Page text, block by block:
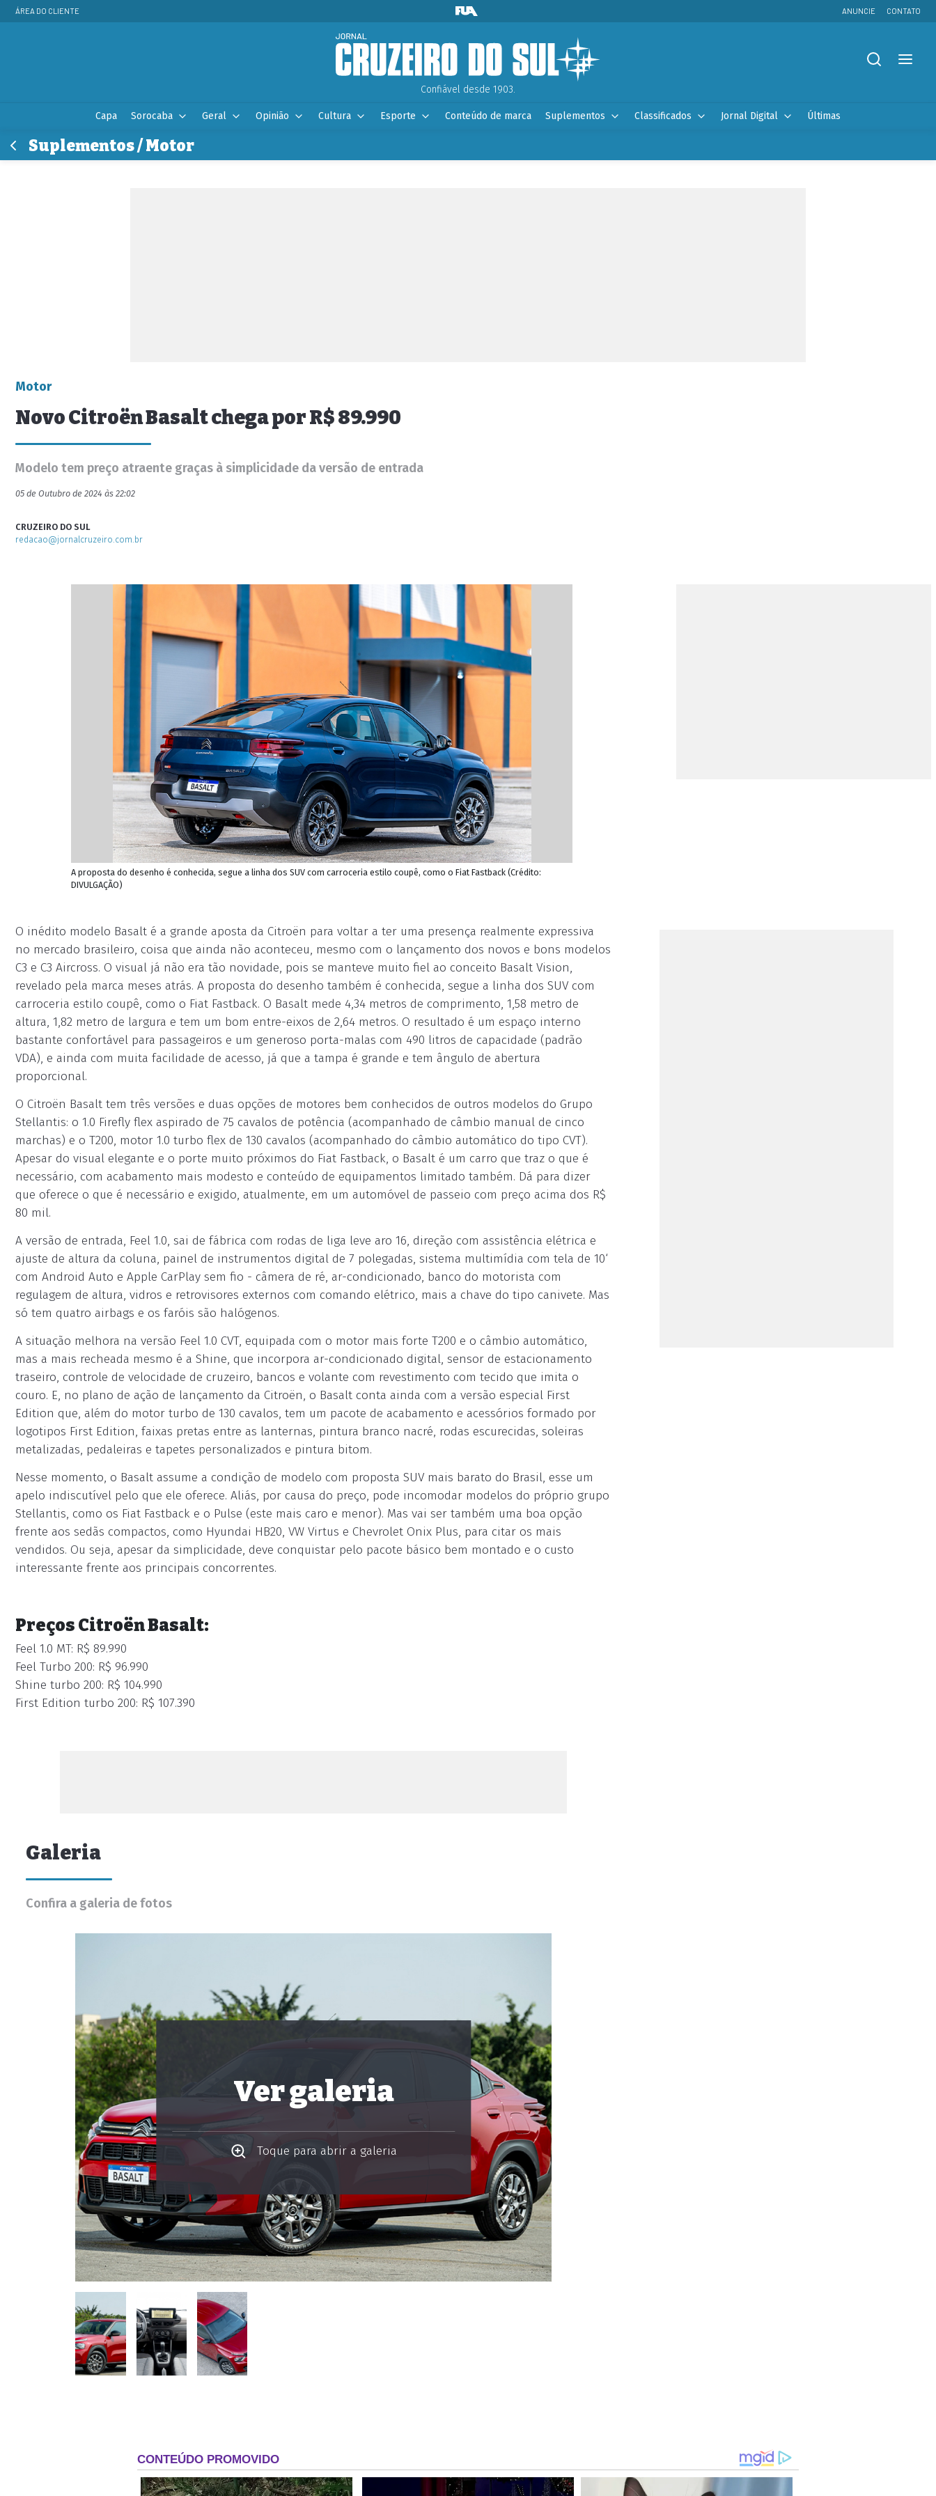
ÁREA DO CLIENTE ANUNCIE CONTATO
Confiável desde 1903.
Capa Sorocaba Geral Opinião Cultura Esporte Conteúdo de marca Suplementos Classificados Jornal Digital Últimas
Suplementos / Motor
Motor
Novo Citroën Basalt chega por R$ 89.990
Modelo tem preço atraente graças à simplicidade da versão de entrada
05 de Outubro de 2024 às 22:02
CRUZEIRO DO SUL
redacao@jornalcruzeiro.com.br
A proposta do desenho é conhecida, segue a linha dos SUV com carroceria estilo coupê, como o Fiat Fastback (Crédito:
DIVULGAÇÃO)
O inédito modelo Basalt é a grande aposta da Citroën para voltar a ter uma presença realmente expressiva
no mercado brasileiro, coisa que ainda não aconteceu, mesmo com o lançamento dos novos e bons modelos
C3 e C3 Aircross. O visual já não era tão novidade, pois se manteve muito fiel ao conceito Basalt Vision,
revelado pela marca meses atrás. A proposta do desenho também é conhecida, segue a linha dos SUV com
carroceria estilo coupê, como o Fiat Fastback. O Basalt mede 4,34 metros de comprimento, 1,58 metro de
altura, 1,82 metro de largura e tem um bom entre-eixos de 2,64 metros. O resultado é um espaço interno
bastante confortável para passageiros e um generoso porta-malas com 490 litros de capacidade (padrão
VDA), e ainda com muita facilidade de acesso, já que a tampa é grande e tem ângulo de abertura
proporcional.
O Citroën Basalt tem três versões e duas opções de motores bem conhecidos de outros modelos do Grupo
Stellantis: o 1.0 Firefly flex aspirado de 75 cavalos de potência (acompanhado de câmbio manual de cinco
marchas) e o T200, motor 1.0 turbo flex de 130 cavalos (acompanhado do câmbio automático do tipo CVT).
Apesar do visual elegante e o porte muito próximos do Fiat Fastback, o Basalt é um carro que traz o que é
necessário, com acabamento mais modesto e conteúdo de equipamentos limitado também. Dá para dizer
que oferece o que é necessário e exigido, atualmente, em um automóvel de passeio com preço acima dos R$
80 mil.
A versão de entrada, Feel 1.0, sai de fábrica com rodas de liga leve aro 16, direção com assistência elétrica e
ajuste de altura da coluna, painel de instrumentos digital de 7 polegadas, sistema multimídia com tela de 10‘
com Android Auto e Apple CarPlay sem fio - câmera de ré, ar-condicionado, banco do motorista com
regulagem de altura, vidros e retrovisores externos com comando elétrico, mais a chave do tipo canivete. Mas
só tem quatro airbags e os faróis são halógenos.
A situação melhora na versão Feel 1.0 CVT, equipada com o motor mais forte T200 e o câmbio automático,
mas a mais recheada mesmo é a Shine, que incorpora ar-condicionado digital, sensor de estacionamento
traseiro, controle de velocidade de cruzeiro, bancos e volante com revestimento com tecido que imita o
couro. E, no plano de ação de lançamento da Citroën, o Basalt conta ainda com a versão especial First
Edition que, além do motor turbo de 130 cavalos, tem um pacote de acabamento e acessórios formado por
logotipos First Edition, faixas pretas entre as lanternas, pintura branco nacré, rodas escurecidas, soleiras
metalizadas, pedaleiras e tapetes personalizados e pintura bitom.
Nesse momento, o Basalt assume a condição de modelo com proposta SUV mais barato do Brasil, esse um
apelo indiscutível pelo que ele oferece. Aliás, por causa do preço, pode incomodar modelos do próprio grupo
Stellantis, como os Fiat Fastback e o Pulse (este mais caro e menor). Mas vai ser também uma boa opção
frente aos sedãs compactos, como Hyundai HB20, VW Virtus e Chevrolet Onix Plus, para citar os mais
vendidos. Ou seja, apesar da simplicidade, deve conquistar pelo pacote básico bem montado e o custo
interessante frente aos principais concorrentes.
Preços Citroën Basalt:
Feel 1.0 MT: R$ 89.990
Feel Turbo 200: R$ 96.990
Shine turbo 200: R$ 104.990
First Edition turbo 200: R$ 107.390
Galeria
Confira a galeria de fotos
Ver galeria
Toque para abrir a galeria